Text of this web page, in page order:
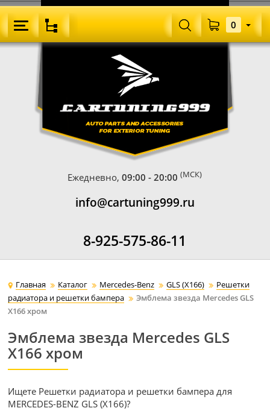
Ежедневно,09:00 - 20:00 (МСК)
info@cartuning999.ru
8-925-575-86-11
0
Главная Каталог Mercedes-Benz GLS (X166)
Решетки
радиатора и решетки бампера
Эмблема звезда Mercedes GLS
X166 хром
Эмблема звезда Mercedes GLS
X166 хром
Ищете Решетки радиатора и решетки бампера для
MERCEDES-BENZ GLS (X166)?